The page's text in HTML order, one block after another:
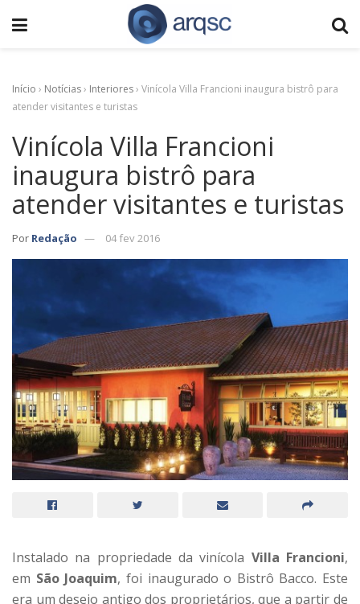
Início › Notícias› Interiores› Vinícola Villa Francioni inaugura bistrô para
atender visitantes e turistas
Vinícola Villa Francioni
inaugura bistrô para
atender visitantes e turistas
Por Redação 04 fev 2016
Instalado na propriedade da vinícola Villa Francioni,
em São Joaquim, foi inaugurado o Bistrô Bacco. Este
era um desejo antigo dos proprietários, que a partir de